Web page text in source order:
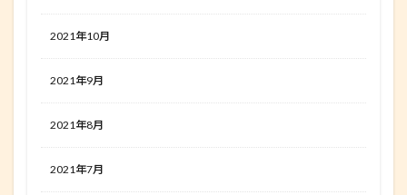
2021年10月
2021年9月
2021年8月
2021年7月